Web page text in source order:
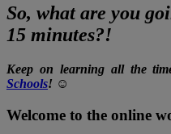
So, what are you
15 minutes?!
Keep on learning all the
Schools! ☺
Welcome to the online